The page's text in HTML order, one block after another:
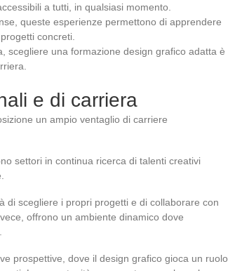
a tutti, in qualsiasi momento.
queste esperienze permettono di apprendere
concreti.
scegliere una formazione design grafico adatta è
e di carriera
un ampio ventaglio di carriere
settori in continua ricerca di talenti creativi
di scegliere i propri progetti e di collaborare con
offrono un ambiente dinamico dove
prospettive, dove il design grafico gioca un ruolo